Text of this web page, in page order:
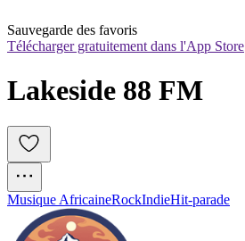
Sauvegarde des favoris
Télécharger gratuitement dans l'App Store
Lakeside 88 FM
Musique AfricaineRockIndieHit-parade